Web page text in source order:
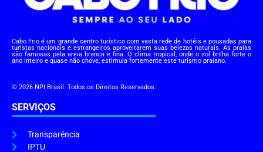
Cabo Frio é um grande centro turístico com vasta rede de hotéis e pousadas para
turistas nacionais e estrangeiros aproveitarem suas belezas naturais. As praias
são famosas pela areia branca e fina. O clima tropical, onde o sol brilha forte o
ano inteiro e quase não chove, estimula fortemente este turismo praiano.
© 2026 NPI Brasil. Todos os Direitos Reservados.
SERVIÇOS
Transparência
IPTU